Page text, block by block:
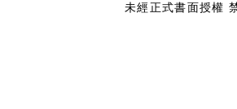
未經正式書面授權